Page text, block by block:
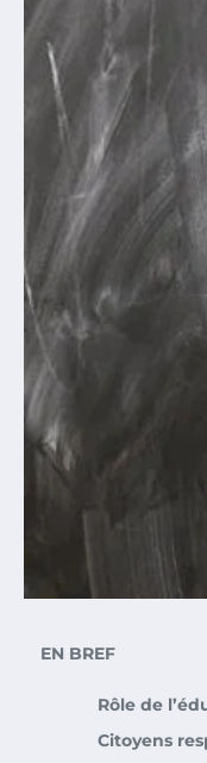
EN BREF
Rôle de
Citoyens